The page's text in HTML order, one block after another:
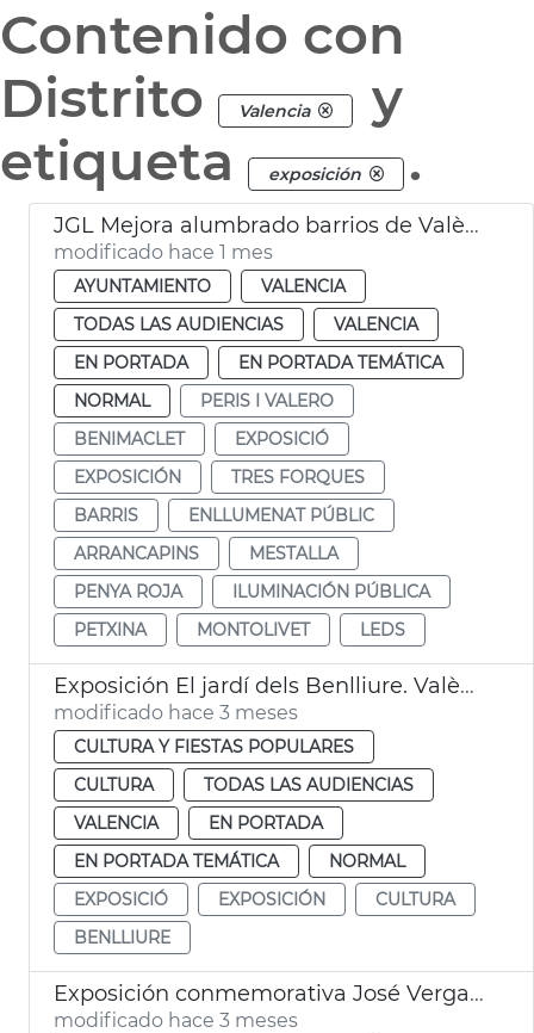
Contenido con
Distrito
Valencia
y
etiqueta
exposición .
JGL Mejora alumbrado barrios de València
modificado hace 1 mes
AYUNTAMIENTO
VALENCIA
TODAS LAS AUDIENCIAS
VALENCIA
EN PORTADA
EN PORTADA TEMÁTICA
NORMAL
PERIS I VALERO
BENIMACLET
EXPOSICIÓ
EXPOSICIÓN
TRES FORQUES
BARRIS
ENLLUMENAT PÚBLIC
ARRANCAPINS
MESTALLA
PENYA ROJA
ILUMINACIÓN PÚBLICA
PETXINA
MONTOLIVET LEDS
Exposición El jardí dels Benlliure. València
modificado hace 3 meses
CULTURA Y FIESTAS POPULARES
CULTURA
TODAS LAS AUDIENCIAS
VALENCIA
EN PORTADA
EN PORTADA TEMÁTICA
NORMAL
EXPOSICIÓ
EXPOSICIÓN
CULTURA
BENLLIURE
Exposición conmemorativa José Vergara Gimeno a València
modificado hace 3 meses